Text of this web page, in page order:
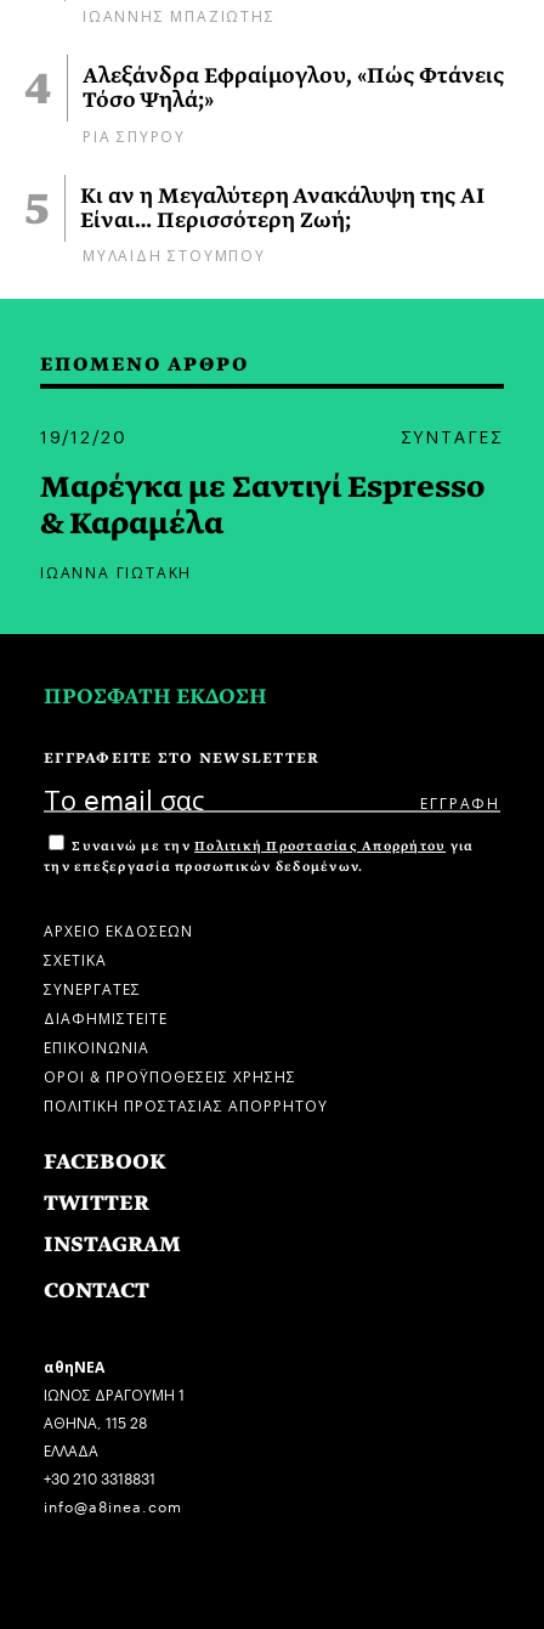
ΙΩΑΝΝΗΣ ΜΠΑΖΙΩΤΗΣ
Αλεξάνδρα Εφραίμογλου, «Πώς Φτάνεις
Τόσο Ψηλά;»
ΡΙΑ ΣΠΥΡΟΥ
Κι αν η Μεγαλύτερη Ανακάλυψη της AI
Είναι… Περισσότερη Ζωή;
ΜΥΛΑΙΔΗ ΣΤΟΥΜΠΟΥ
ΕΠΟΜΕΝΟ ΑΡΘΡΟ
19/12/20 ΣΥΝΤΑΓΕΣ
Μαρέγκα με Σαντιγί Εspresso
& Καραμέλα
ΙΩΑΝΝΑ ΓΙΩΤΑΚΗ
ΠΡΟΣΦΑΤΗ ΕΚΔΟΣΗ
ΕΓΓΡΑΦΕΙΤΕ ΣΤΟ NEWSLETTER
Συναινώ με την Πολιτική Προστασίας Απορρήτου για
την επεξεργασία προσωπικών δεδομένων.
ΑΡΧΕΙΟ ΕΚΔΟΣΕΩΝ
ΣΧΕΤΙΚΑ
ΣΥΝΕΡΓΑΤΕΣ
ΔΙΑΦΗΜΙΣΤΕΙΤΕ
ΕΠΙΚΟΙΝΩΝΙΑ
ΟΡΟΙ & ΠΡΟΫΠΟΘΕΣΕΙΣ ΧΡΗΣΗΣ
ΠΟΛΙΤΙΚΗ ΠΡΟΣΤΑΣΙΑΣ ΑΠΟΡΡΗΤΟΥ
FACEBOOK
TWITTER
INSTAGRAM
CONTACT
αθηΝΕΑ
ΙΩΝΟΣ ΔΡΑΓΟΥΜΗ 1
ΑΘΗΝΑ, 115 28
ΕΛΛΑΔΑ
+30 210 3318831
info@a8inea.com